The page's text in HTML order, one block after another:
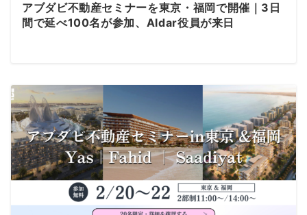
アブダビ不動産セミナーを東京・福岡で開催｜3日
間で延べ100名が参加、Aldar役員が来日